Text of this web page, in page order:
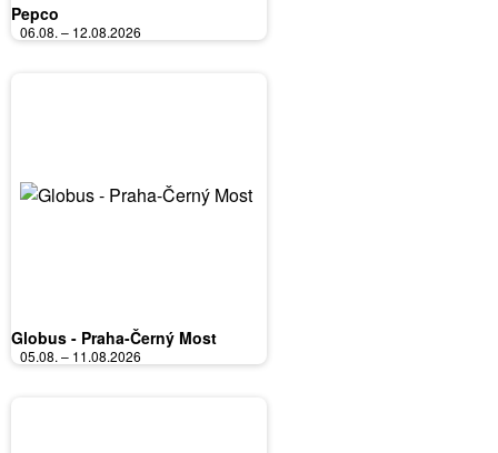
Pepco
06.08. – 12.08.2026
Globus - Praha-Černý Most
05.08. – 11.08.2026